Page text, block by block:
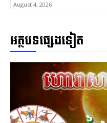
August 4, 2026
អត្ថបទផ្សេងទៀត